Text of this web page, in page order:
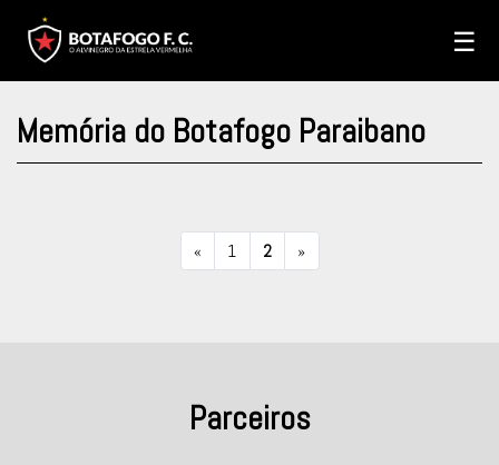
☰
Memória do Botafogo Paraibano
« 1 2 »
Parceiros